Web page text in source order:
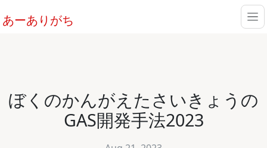
あーありがち
ぼくのかんがえたさいきょうの
GAS開発手法2023